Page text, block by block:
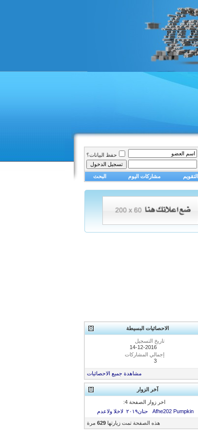
حفظ البيانات؟
التقويم مشاركات اليوم البحث
الاحصائيات البسيطة
تاريخ التسجيل
14-12-2016
إجمالي المشاركات
3
مشاهدة جميع الاحصائيات
آخر الزوار
اخر زوار الصفحة 4:
Afhe202 Pumpkin حنان٢٠١٩
لاخلا ولاعدم
هذه الصفحة تمت زيارتها629 مرة